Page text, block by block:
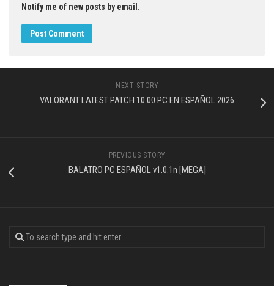
Notify me of new posts by email.
NEXT STORY
VALORANT LATEST PATCH 10.00 PC EN ESPAÑOL 2026
PREVIOUS STORY
BALATRO PC ESPAÑOL v1.0.1n [MEGA]